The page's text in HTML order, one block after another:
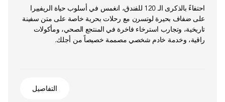
احتفاءً بالذكرى الـ 120 للفندق، انغمس في أسلوب حياة الريفييرا
على ضفاف بحيرة لوتسرن مع رحلات بحرية خاصة على متن سفينة
تاريخية، وتجارب استرخاء فاخرة في المنتجع الصحي، ومأكولات
راقية، وخدمة خادم شخصي مصممة خصيصاً من أجلك.
التفاصيل